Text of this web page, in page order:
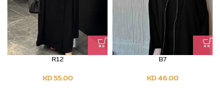
B7
KD46.00
R12
KD55.00